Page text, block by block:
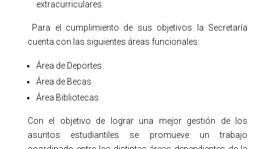
extracurriculares.
Para el cumplimiento de sus objetivos la Secretaría
cuenta con las siguientes áreas funcionales:
Área de Deportes
Área de Becas
Área Bibliotecas
Con el objetivo de lograr una mejor gestión de los
asuntos estudiantiles se promueve un trabajo